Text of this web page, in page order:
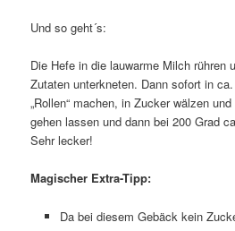
Und so geht´s:
Die Hefe in die lauwarme Milch rühren
Zutaten unterkneten. Dann sofort in
„Rollen“ machen, in Zucker wälzen
gehen lassen und dann bei 200 Grad
Sehr lecker!
Magischer Extra-Tipp:
Da bei diesem Gebäck kein